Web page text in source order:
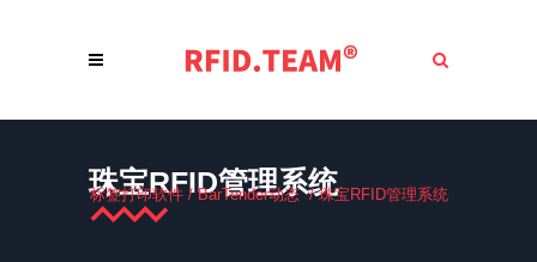
珠宝RFID管理系统
标签打印软件 /BarTender动态 /珠宝RFID管理系统